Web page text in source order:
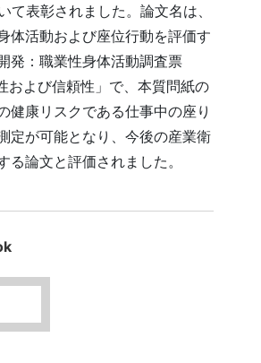
て表彰されました。論文名は、
体活動および座位行動を評価す
発：職業性身体活動調査票
および信頼性」で、本質問紙の
健康リスクである仕事中の座り
定が可能となり、今後の産業衛
る論文と評価されました。